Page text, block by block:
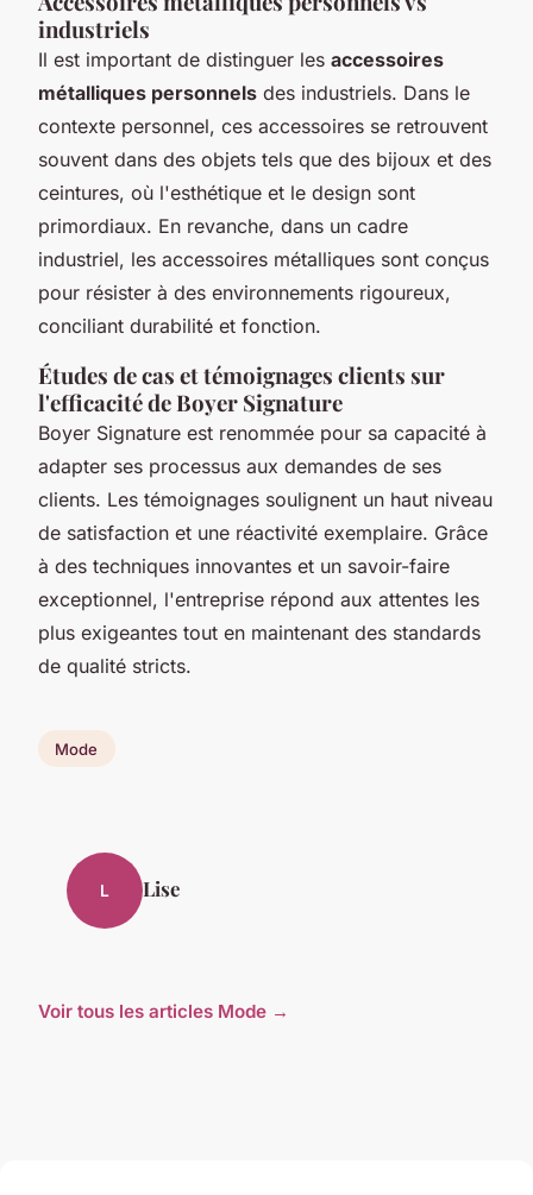
industriels
Il est important de distinguer les accessoires
métalliques personnels des industriels. Dans le
contexte personnel, ces accessoires se retrouvent
souvent dans des objets tels que des bijoux et des
ceintures, où l'esthétique et le design sont
primordiaux. En revanche, dans un cadre
industriel, les accessoires métalliques sont conçus
pour résister à des environnements rigoureux,
conciliant durabilité et fonction.
Études de cas et témoignages clients sur
l'efficacité de Boyer Signature
Boyer Signature est renommée pour sa capacité à
adapter ses processus aux demandes de ses
clients. Les témoignages soulignent un haut niveau
de satisfaction et une réactivité exemplaire. Grâce
à des techniques innovantes et un savoir-faire
exceptionnel, l'entreprise répond aux attentes les
plus exigeantes tout en maintenant des standards
de qualité stricts.
Mode
L Lise
Voir tous les articles Mode →